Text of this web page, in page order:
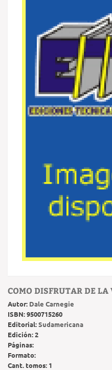
COMO DISFRUTAR DE
Autor: Dale Carnegie
ISBN:9500715260
Editorial:Sudamericana
Edición:2
Páginas:
Formato:
Cant. tomos: 1